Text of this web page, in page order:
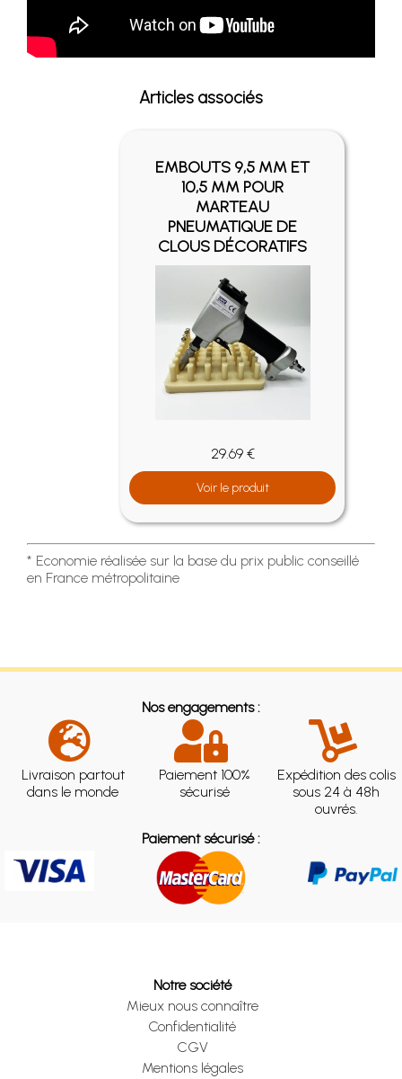
Articles associés
EMBOUTS 9,5 MM ET
10,5 MM POUR
MARTEAU
PNEUMATIQUE DE
CLOUS DÉCORATIFS
29.69 €
Voir le produit
* Economie réalisée sur la base du prix public conseillé
en France métropolitaine
Nos engagements :
Livraison partout
dans le monde
Paiement 100%
sécurisé
Expédition des colis
sous 24 à 48h
ouvrés.
Paiement sécurisé :
Notre société
Mieux nous connaître
Confidentialité
CGV
Mentions légales